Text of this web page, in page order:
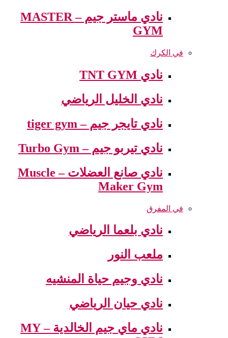
نادي ماستر جيم – MASTER
GYM
في الكرك
نادي TNT GYM
نادي الخليل الرياضي
نادي تايجر جيم – tiger gym
نادي تيربو جيم – Turbo Gym
نادي صانع العضلات – Muscle
Maker Gym
في المفرق
نادي بلعما الرياضي
ملعب النور
نادي وجيم حياة المنشيه
نادي حيان الرياضي
نادي ماي جيم الخالدية – MY